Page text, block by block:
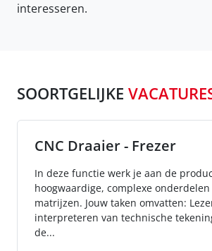
interesseren.
SOORTGELIJKE
CNC Draaier - Frezer
In deze functie werk je aan de
hoogwaardige, complexe
matrijzen. Jouw taken omvatten:
interpreteren van technische
de...